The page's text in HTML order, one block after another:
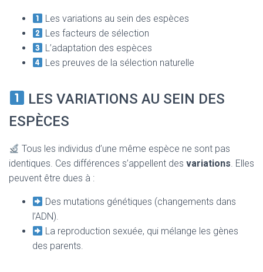
Les variations au sein des espèces
Les facteurs de sélection
L’adaptation des espèces
Les preuves de la sélection naturelle
LES VARIATIONS AU SEIN DES
ESPÈCES
Tous les individus d’une même espèce ne sont pas
identiques. Ces différences s’appellent des variations. Elles
peuvent être dues à :
Des mutations génétiques (changements dans
l’ADN).
La reproduction sexuée, qui mélange les gènes
des parents.